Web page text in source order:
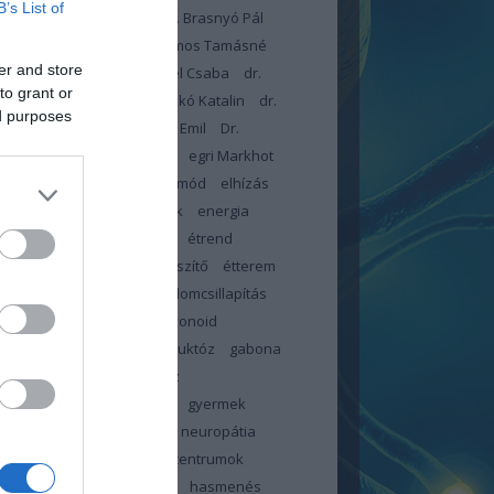
List of
and store
grant or
purposes
dr. Blatniczky László
Dr. Brasnyó Pál
Dr. Halmos Tamásné
Eleonóra
Dr. Lengyel Csaba
dr.
dr. Kiss Éva
Dr. Piczkó Katalin
dr.
István
dr. Toldy-Schedel Emil
Dr.
Tamás
egri Markhot
életmód
elhízás
emésztési panaszok
energia
étrend
kiegészítő
étrendkiegészítő
étterem
fájdalomcsillapítás
február
flavonoid
fruktóz
gabona
glikémiás index
glükóz
gyermek
gyermek neuropátia
gyermek neuropátia centrumok
gyümölcscukor
hasmenés